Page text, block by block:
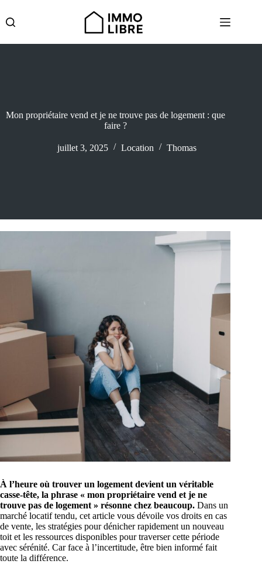
contenu
Mon propriétaire vend et je ne trouve pas de logement : que
faire ?
juillet 3, 2025 Location Thomas
À l’heure où trouver un logement devient un véritable
casse-tête, la phrase « mon propriétaire vend et je ne
trouve pas de logement » résonne chez beaucoup. Dans un
marché locatif tendu, cet article vous dévoile vos droits en cas
de vente, les stratégies pour dénicher rapidement un nouveau
toit et les ressources disponibles pour traverser cette période
avec sérénité. Car face à l’incertitude, être bien informé fait
toute la différence.